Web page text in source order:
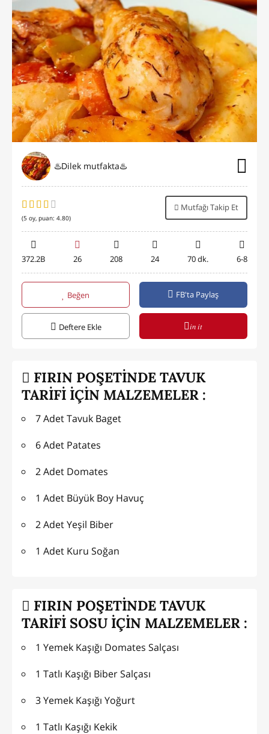
♨️Dilek mutfakta♨️
(5 oy, puan: 4.80)
Mutfağı Takip Et
372.2B 26 208 24 70 dk. 6-8
Beğen FB'ta Paylaş
Deftere Ekle in it
FIRIN POŞETİNDE TAVUK
TARİFİ İÇİN MALZEMELER :
7 Adet Tavuk Baget
6 Adet Patates
2 Adet Domates
1 Adet Büyük Boy Havuç
2 Adet Yeşil Biber
1 Adet Kuru Soğan
FIRIN POŞETİNDE TAVUK
TARİFİ SOSU İÇİN MALZEMELER :
1 Yemek Kaşığı Domates Salçası
1 Tatlı Kaşığı Biber Salçası
3 Yemek Kaşığı Yoğurt
1 Tatlı Kaşığı Kekik